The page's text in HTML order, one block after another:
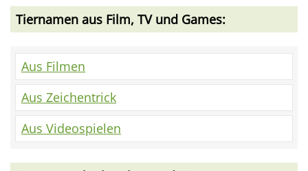
Tiernamen aus Film, TV und Games:
Aus Filmen
Aus Zeichentrick
Aus Videospielen